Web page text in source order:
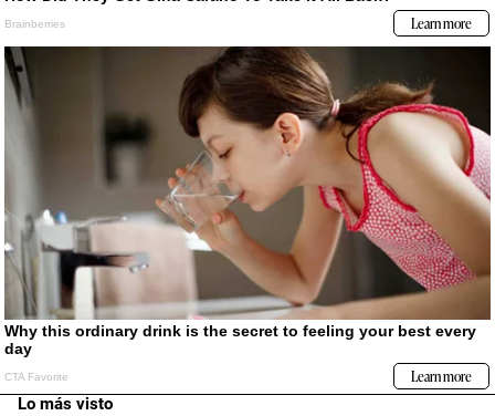
Lo más visto